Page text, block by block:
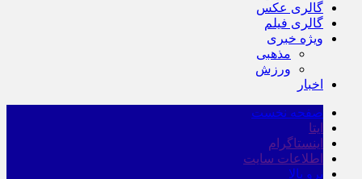
گالری عکس
گالری فیلم
ویژه خبری
مذهبی
ورزش
اخبار
صفحه نخست
ایتا
اینستاگرام
اطلاعات سایت
برو بالا